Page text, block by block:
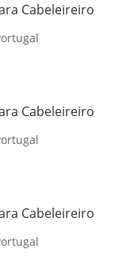
Cabeleireiro
Cabeleireiro
Cabeleireiro